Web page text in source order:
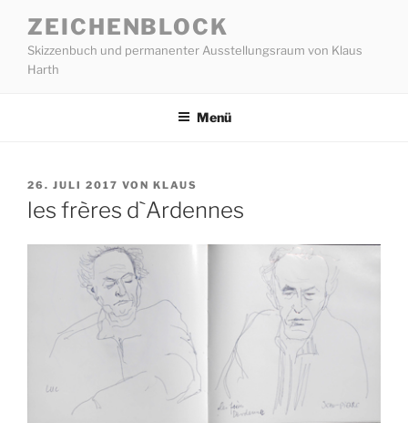
Inhalt
springen
ZEICHENBLOCK
Skizzenbuch und permanenter Ausstellungsraum von Klaus
Harth
Menü
VERÖFFENTLICHT
AM
26. JULI 2017 VON KLAUS
les frères d`Ardennes